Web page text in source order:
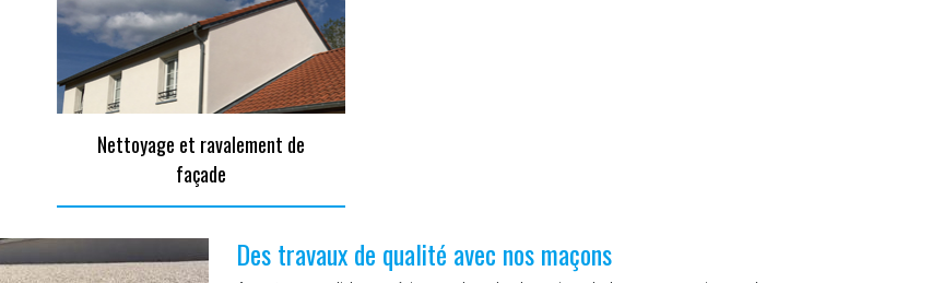
Nettoyage et ravalement de
façade
Des travaux de qualité avec nos maçons